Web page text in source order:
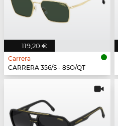
119,20 €
Carrera
CARRERA 356/S - 8SO/QT